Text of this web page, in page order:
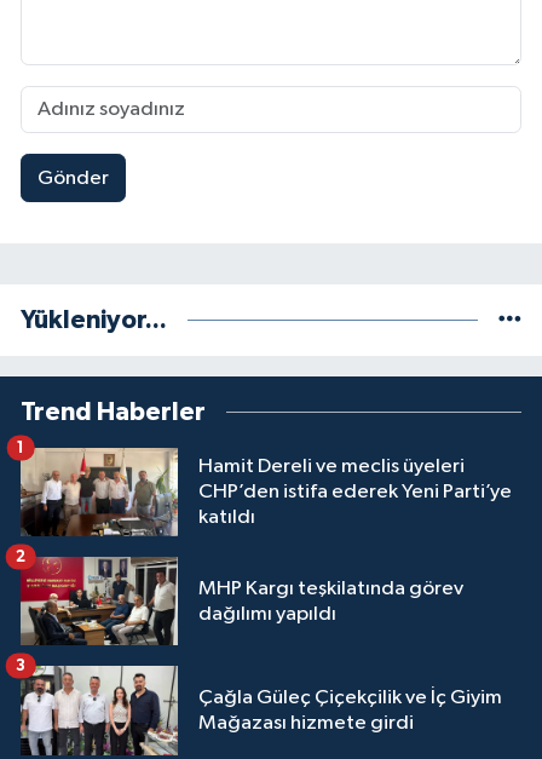
Gönder
Yükleniyor...
Trend Haberler
Hamit Dereli ve meclis üyeleri
CHP’den istifa ederek Yeni Parti’ye
katıldı
1
MHP Kargı teşkilatında görev
dağılımı yapıldı
2
Çağla Güleç Çiçekçilik ve İç Giyim
Mağazası hizmete girdi
3